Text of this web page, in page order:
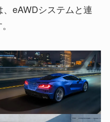
eAWDシステムと連